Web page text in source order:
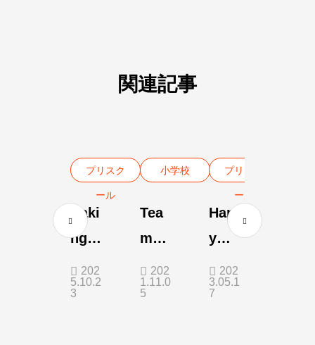
関連記事
プリスク
ール
Baki
ng
Time
202
5.10.2
3
小学校
Tea
mwo
rk202
1.11.0
5
プリスク
ール
Happ
y
Moth
ers
202
3.05.1
7